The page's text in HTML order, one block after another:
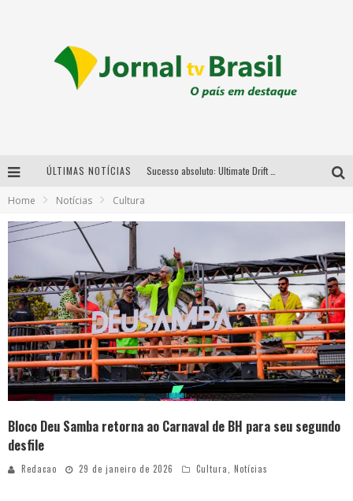
ÚLTIMAS NOTÍCIAS
Em abril, Boulevard Shopping BH realiza sorteio de TVs 4K
Home Notícias Cultura
Bloco Deu Samba retorna ao Carnaval de BH para seu segundo
desfile
Redacao 29 de janeiro de 2026 Cultura, Notícias